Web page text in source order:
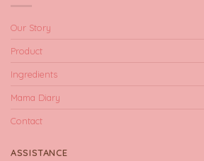
Our Story
Product
Ingredients
Mama Diary
Contact
ASSISTANCE